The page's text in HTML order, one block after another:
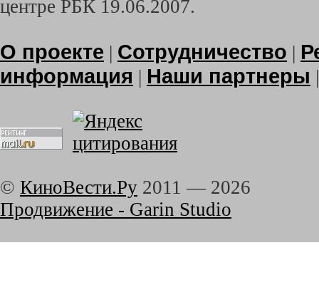
центре РБК 19.06.2007.
О проекте | Сотрудничество |
информация | Наши партнеры
© КиноВести.Ру 2011 — 2026
Продвижение - Garin Studio